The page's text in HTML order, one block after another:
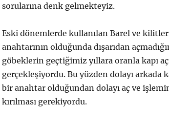
sorularına denk gelmekteyiz.
Eski dönemlerde kullanılan Barel ve
anahtarının olduğunda dışarıdan
göbeklerin geçtiğimiz yıllara oranla kapı
gerçekleşiyordu. Bu yüzden dolayı arkada
bir anahtar olduğundan dolayı aç ve
kırılması gerekiyordu.